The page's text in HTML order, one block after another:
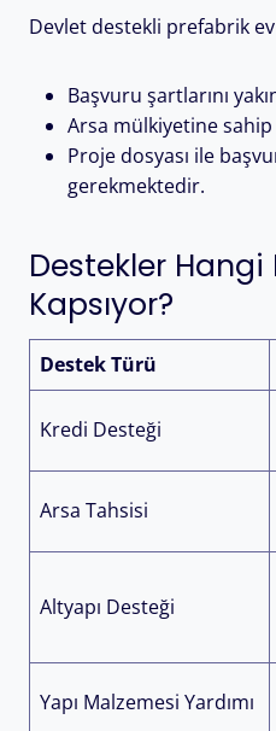
Devlet destekli prefabrik
Başvuru şartlarını
Arsa mülkiyetine sahip
Proje dosyası ile
gerekmektedir.
Destekler Hangi
Kapsıyor?
Destek Türü
Kredi Desteği
Arsa Tahsisi
Altyapı Desteği
Yapı Malzemesi Yardımı